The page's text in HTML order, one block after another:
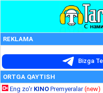
REKLAMA
Bizga
ORTGA QAYTISH
Eng zo'r KINO Premyeralar(new)